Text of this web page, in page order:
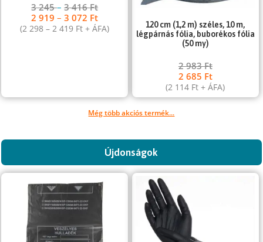
3 245–3 416Ft
2 919–3 072 Ft
(2 298–2 419 Ft + ÁFA)
120 cm (1,2 m) széles, 10 m,
légpárnás fólia, buborékos fólia
(50 my)
2 983Ft
2 685 Ft
(2 114 Ft + ÁFA)
Még több akciós termék...
Újdonságok